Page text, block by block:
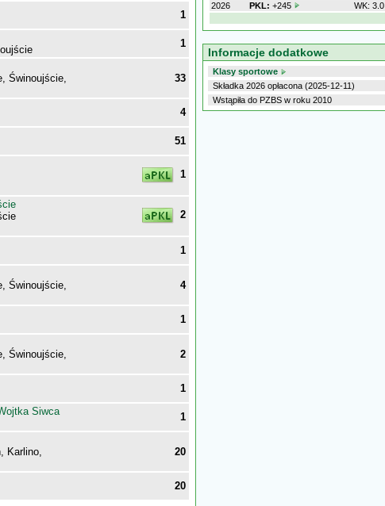
1
1
Świnoujście,
33
4
51
1
2
1
Świnoujście,
4
1
Świnoujście,
2
1
Siwca
1
Karlino,
20
20
2026
PKL: +245 WK: 3.0
Informacje dodatkowe
Klasy sportowe
Składka 2026 opłacona (2025-12-11)
Wstąpiła do PZBS w roku 2010